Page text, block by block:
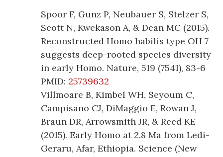
Spoor F, Gunz P, Neubauer S, Stelzer S,
Scott N, Kwekason A, & Dean MC (2015).
Reconstructed Homo habilis type OH 7
suggests deep-rooted species diversity
in early Homo. Nature, 519 (7541), 83-6
PMID: 25739632
Villmoare B, Kimbel WH, Seyoum C,
Campisano CJ, DiMaggio E, Rowan J,
Braun DR, Arrowsmith JR, & Reed KE
(2015). Early Homo at 2.8 Ma from Ledi-
Geraru, Afar, Ethiopia. Science (New